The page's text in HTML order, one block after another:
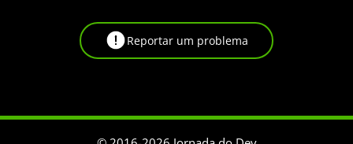
Reportar um problema